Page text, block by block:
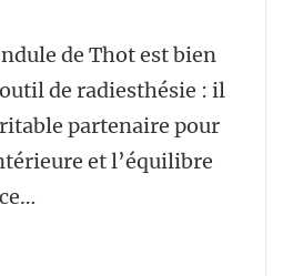
de Thot est bien
de radiesthésie : il
partenaire pour
et l’équilibre